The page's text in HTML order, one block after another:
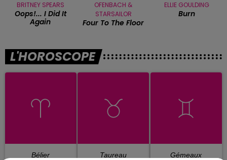
BRITNEY SPEARS
Oops!... I Did It
Again
OFENBACH &
STARSAILOR
Four To The Floor
ELLIE GOULDING
Burn
L'HOROSCOPE
Bélier Taureau Gémeaux